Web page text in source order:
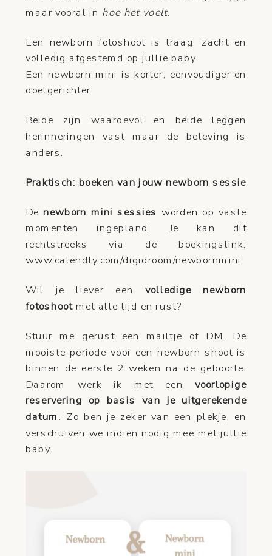
maar vooral in hoe het voelt.
Een newborn fotoshoot is traag, zacht en
volledig afgestemd op jullie baby
Een newborn mini is korter, eenvoudiger en
doelgerichter
Beide zijn waardevol en beide leggen
herinneringen vast maar de beleving is
anders.
Praktisch: boeken van jouw newborn sessie
Denewborn mini sessies worden op vaste
momenten ingepland. Je kan dit
rechtstreeks via de boekingslink:
www.calendly.com/digidroom/newbornmini
Wil je liever een volledige newborn
fotoshootmet alle tijd en rust?
Stuur me gerust een mailtje of DM. De
mooiste periode voor een newborn shoot is
binnen de eerste 2 weken na de geboorte.
Daarom werk ik met een voorlopige
reservering op basis van je uitgerekende
datum . Zo ben je zeker van een plekje, en
verschuiven we indien nodig mee met jullie
baby.